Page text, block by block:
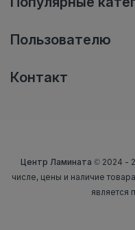
Пользователю
Контакт
Центр Ламината © 2024 -
числе, цены и наличие
является